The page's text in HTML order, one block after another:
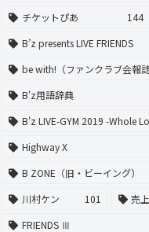
チケットぴあ
144
B’z presents LIVE FRIENDS
be with!（ファンクラブ会報
B'z用語辞典
B'z LIVE-GYM 2019 -Whole
Highway X
B ZONE（旧・ビーイング）
川村ケン
101 売
FRIENDS Ⅲ